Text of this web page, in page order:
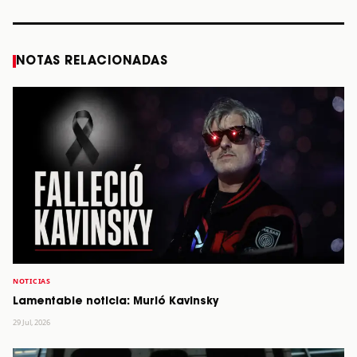
NOTAS RELACIONADAS
NOTICIAS
Lamentable noticia: Murió Kavinsky
29 Jul, 2026